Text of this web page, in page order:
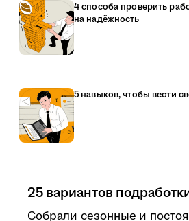
4 способа проверить
на надёжность
5 навыков, чтобы вести
25 вариантов
Собрали сезонные и